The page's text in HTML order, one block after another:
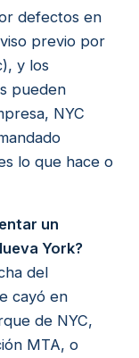
defectos en
previo por
y los
pueden
NYC
lo que hace o
un
York?
del
cayó en
de NYC,
MTA, o